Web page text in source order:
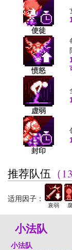
使徒
愤怒
虚弱
封印
推荐队伍 （
适用因子：
衰弱
小法队
小法队